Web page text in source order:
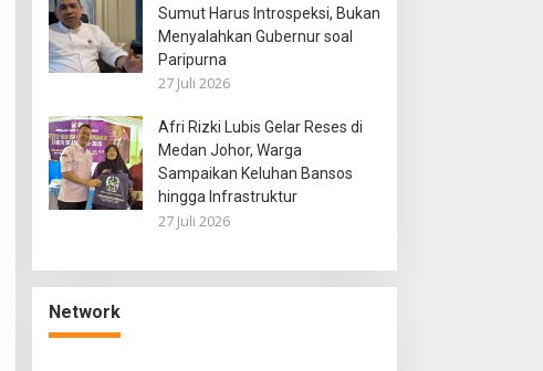
Sumut Harus Introspeksi, Bukan
Menyalahkan Gubernur soal
Paripurna
27 Juli 2026
Afri Rizki Lubis Gelar Reses di
Medan Johor, Warga
Sampaikan Keluhan Bansos
hingga Infrastruktur
27 Juli 2026
Network